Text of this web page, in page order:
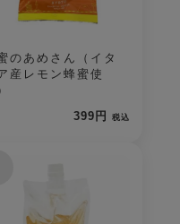
のあめさん（イタ
産レモン蜂蜜使
399円
税込